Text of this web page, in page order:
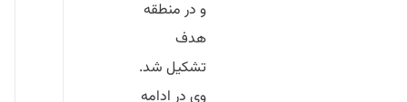
و در منطقه
هدف
تشکیل شد.
وی در ادامه